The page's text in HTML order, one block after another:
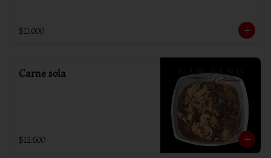
$11.000
Carne sola
$12.600